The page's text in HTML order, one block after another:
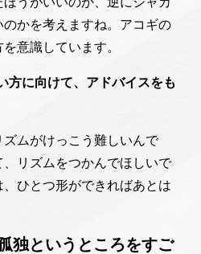
かを考えますね。アコギの
意識しています。
方に向けて、アドバイスをも
ムがけっこう難しいんで
リズムをつかんでほしいで
ひとつ形ができればあとは
独というところをすご